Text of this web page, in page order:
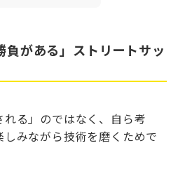
がある」ストリートサッ
る」のではなく、自ら考
みながら技術を磨くためで